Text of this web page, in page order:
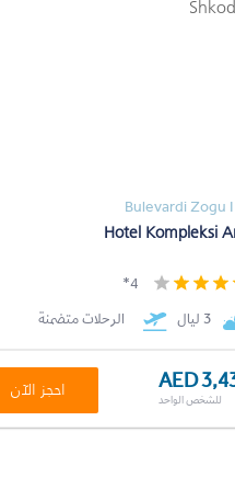
Bulevardi Zogu I
Hotel Kompleksi
4*
3 ليال
الرحلات متضمنة
AED
للشخص الواحد احجز الآن